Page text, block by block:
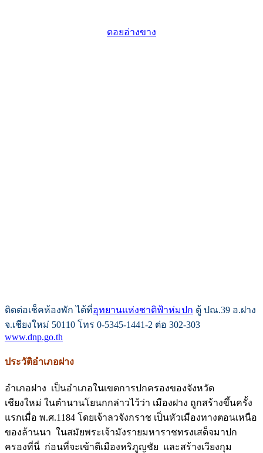
ดอยอ่างขาง
ติดต่อเช็คห้องพัก ได้ที่อุทยานแห่งชาติฟ้าห่มปก ตู้ ปณ.39 อ.ฝาง
จ.เชียงใหม่ 50110 โทร 0-5345-1441-2 ต่อ 302-303
www.dnp.go.th
ประวัติอำเภอฝาง
อำเภอฝาง เป็นอำเภอในเขตการปกครองของจังหวัด
เชียงใหม่ ในตำนานโยนกกล่าวไว้ว่า เมืองฝาง ถูกสร้างขึ้นครั้ง
แรกเมื่อ พ.ศ.1184 โดยเจ้าลวจังกราช เป็นหัวเมืองทางตอนเหนือ
ของล้านนา ในสมัยพระเจ้ามังรายมหาราชทรงเสด็จมาปก
ครองที่นี่ ก่อนที่จะเข้าตีเมืองหริภูญชัย และสร้างเวียงกุม